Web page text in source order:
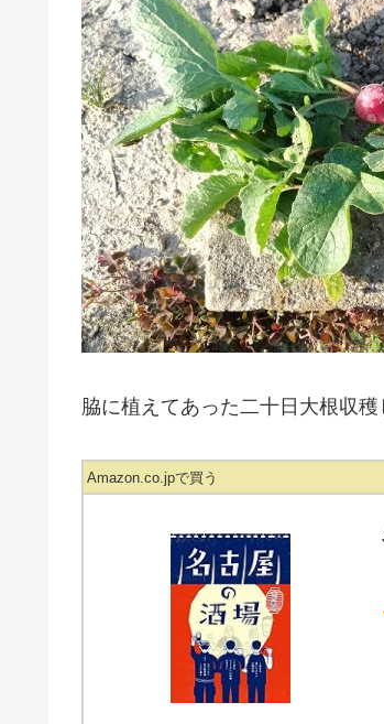
脇に植えてあった二十日大根収
Amazon.co.jpで買う